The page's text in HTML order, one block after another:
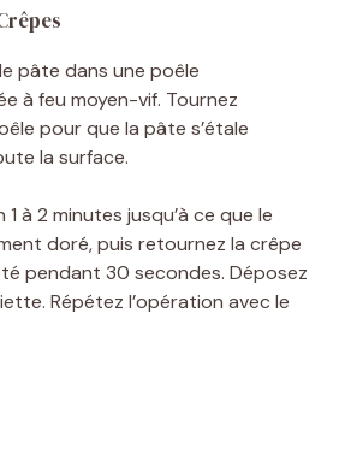
pâte dans une poêle
à feu moyen-vif. Tournez
pour que la pâte s’étale
la surface.
à 2 minutes jusqu’à ce que le
doré, puis retournez la crêpe
pendant 30 secondes. Déposez
Répétez l’opération avec le